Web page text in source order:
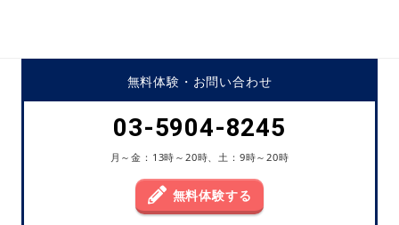
無料体験・ お問い合わせ
03-5904-8245
月～金：13時～20時、土：9時～20時
無料体験する